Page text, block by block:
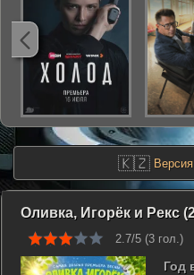
🇰🇿
Оливка, Игорёк и Рекс
2.7/5 (3 гол.)
Год